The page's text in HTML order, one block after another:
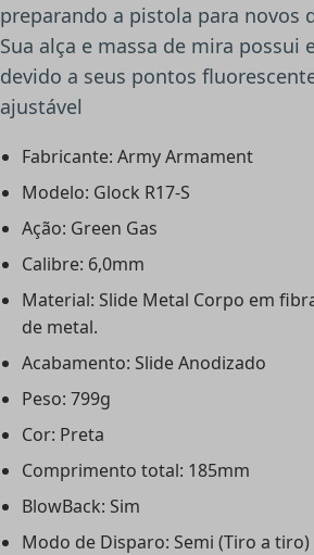
preparando a pistola para novos
Sua alça e massa de mira possui
devido a seus pontos
ajustável
Fabricante: Army Armament
Modelo: Glock R17-S
Ação: Green Gas
Calibre: 6,0mm
Material: Slide Metal Corpo em
de metal.
Acabamento: Slide Anodizado
Peso: 799g
Cor: Preta
Comprimento total: 185mm
BlowBack: Sim
Modo de Disparo: Semi (Tiro a tiro)